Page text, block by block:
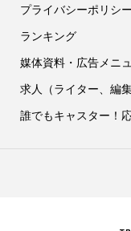
プライバシーポリシー
ランキング
媒体資料・広告メニ
求人（ライター、編
誰でもキャスター！